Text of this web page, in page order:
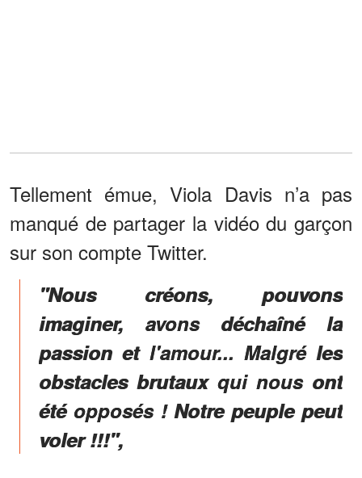
Tellement émue, Viola Davis n’a pas
manqué de partager la vidéo du garçon
sur son compte Twitter.
"Nous créons, pouvons
imaginer, avons déchaîné la
passion et l'amour... Malgré les
obstacles brutaux qui nous ont
été opposés ! Notre peuple peut
voler !!!",